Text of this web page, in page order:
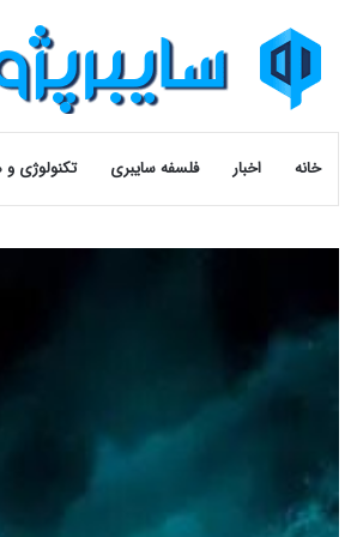
خانه اخبار فلسفه سایبری تکنولوژی